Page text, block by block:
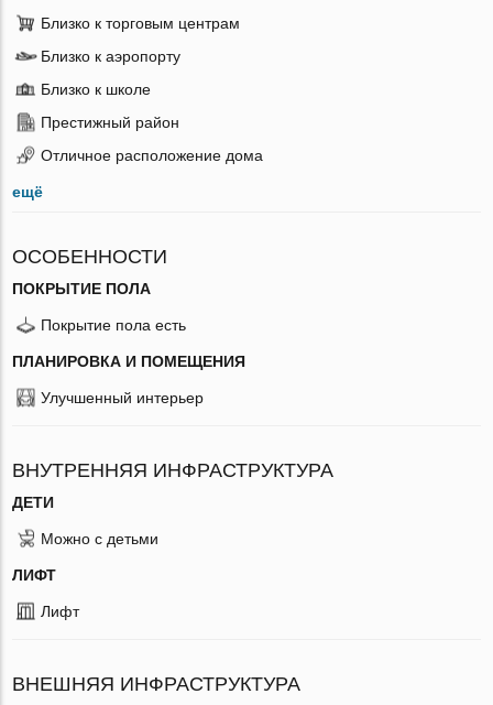
Близко к торговым центрам
Близко к аэропорту
Близко к школе
Престижный район
Отличное расположение дома
ещё
ОСОБЕННОСТИ
ПОКРЫТИЕ ПОЛА
Покрытие пола есть
ПЛАНИРОВКА И ПОМЕЩЕНИЯ
Улучшенный интерьер
ВНУТРЕННЯЯ ИНФРАСТРУКТУРА
ДЕТИ
Можно с детьми
ЛИФТ
Лифт
ВНЕШНЯЯ ИНФРАСТРУКТУРА